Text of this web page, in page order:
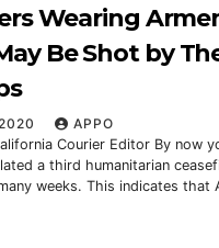
Wearing
Be Shot by
APPO
Courier Editor By now
a third humanitarian
weeks. This indicates that